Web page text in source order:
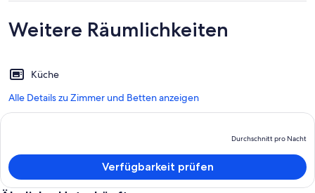
Weitere Räumlichkeiten
Küche
Alle Details zu Zimmer und Betten anzeigen
Durchschnitt pro Nacht
Verfügbarkeit prüfen